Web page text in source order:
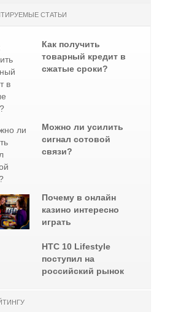
СТАТЬИ
Как получить
товарный кредит в
сжатые сроки?
Можно ли усилить
сигнал сотовой
связи?
Почему в онлайн
казино интересно
играть
НТС 10 Lifestyle
поступил на
российский рынок